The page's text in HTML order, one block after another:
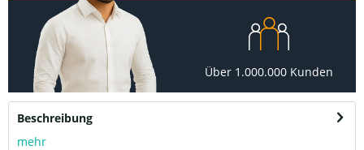
Über 1.000.000 Kunden
Beschreibung
mehr